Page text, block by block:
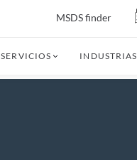
MSDS finder
SERVICIOS INDUSTRIAS